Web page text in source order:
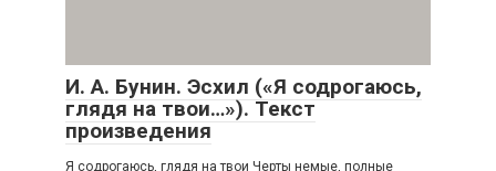
И. А. Бунин. Эсхил («Я содрогаюсь,
глядя на твои…»). Текст
произведения
Я содрогаюсь, глядя на твои Черты немые, полные